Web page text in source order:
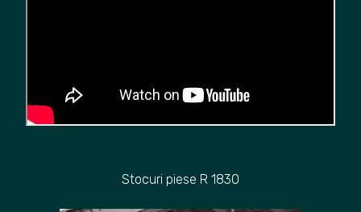
Stocuri piese R 1830